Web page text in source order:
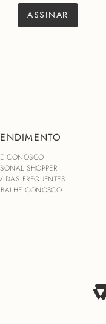
ASSINAR
CONOSCO
SHOPPER
FREQUENTES
CONOSCO